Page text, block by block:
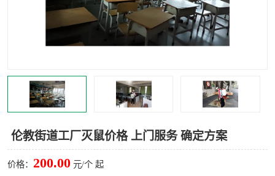
伦教街道工厂灭鼠价格 上门服务 确定方案
价格： 200.00 元/个 起
灭跳蚤
灭蟑螂
害虫防治 灭杀害虫